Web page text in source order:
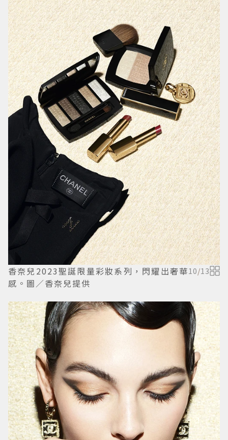
香奈兒2023聖誕限量彩妝系列，閃耀出奢華
感。圖／香奈兒提供
10/13